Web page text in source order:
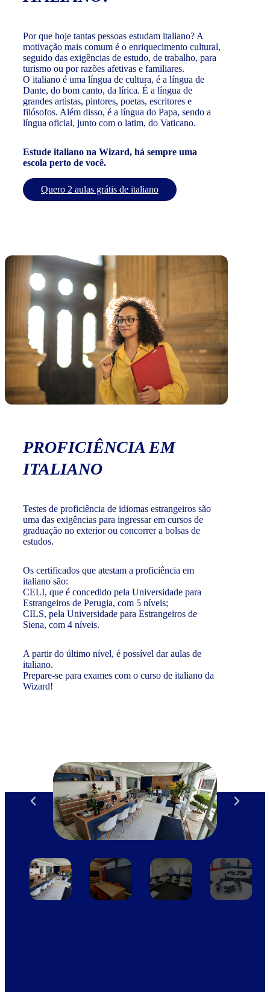
Por que hoje tantas pessoas estudam italiano? A
motivação mais comum é o enriquecimento cultural,
seguido das exigências de estudo, de trabalho, para
turismo ou por razões afetivas e familiares.
O italiano é uma língua de cultura, é a língua de
Dante, do bom canto, da lírica. É a língua de
grandes artistas, pintores, poetas, escritores e
filósofos. Além disso, é a língua do Papa, sendo a
língua oficial, junto com o latim, do Vaticano.
Estude italiano na Wizard, há sempre uma
escola perto de você.
Quero 2 aulas grátis de italiano
PROFICIÊNCIA EM
ITALIANO
Testes de proficiência de idiomas estrangeiros são
uma das exigências para ingressar em cursos de
graduação no exterior ou concorrer a bolsas de
estudos.
Os certificados que atestam a proficiência em
italiano são:
CELI, que é concedido pela Universidade para
Estrangeiros de Perugia, com 5 níveis;
CILS, pela Universidade para Estrangeiros de
Siena, com 4 níveis.
A partir do último nível, é possível dar aulas de
italiano.
Prepare-se para exames com o curso de italiano da
Wizard!